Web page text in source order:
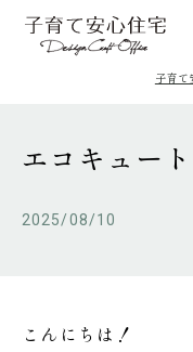
子育
エコキュー
2025/08/10
こんにちは！